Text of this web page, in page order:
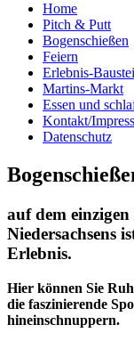
Home
Pitch & Putt
Bogenschießen
Feiern
Erlebnis-
Martins-Markt
Essen und
Kontakt/
Datenschutz
auf dem
Niedersachsens
Erlebnis.
Hier können Sie
die faszinierende
hineinschnuppern.